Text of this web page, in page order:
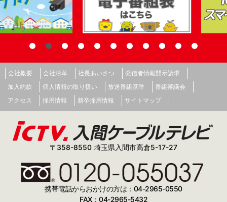
会社概要 会社沿革 社長あいさつ
発信者情報開示請求
加入約款
個人情報の取り扱い 放送番組基準
番組審議会
アクセス
採用情報 新卒採用情報 サイトマップ
〒358-8550 埼玉県入間市高倉5-17-27
携帯電話からおかけの方は：04-2965-0550
FAX：04-2965-5432